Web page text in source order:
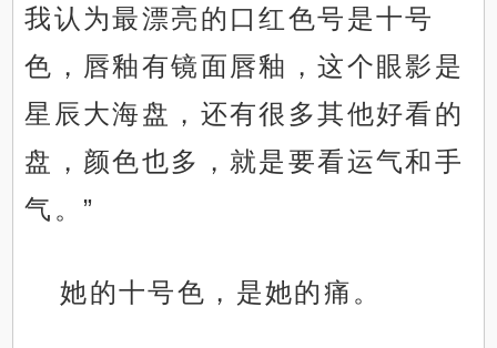
我认为最漂亮的口红色号是十号
色，唇釉有镜面唇釉，这个眼影是
星辰大海盘，还有很多其他好看的
盘，颜色也多，就是要看运气和手
气。”
她的十号色，是她的痛。